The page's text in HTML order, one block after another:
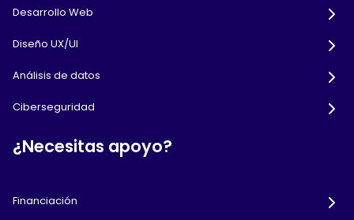
Desarrollo Web
Diseño UX/UI
Análisis de datos
Ciberseguridad
¿Necesitas apoyo?
Financiación